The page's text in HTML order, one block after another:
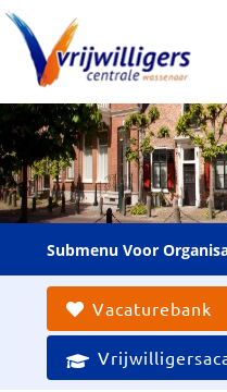
Submenu Voor
Vacaturebank